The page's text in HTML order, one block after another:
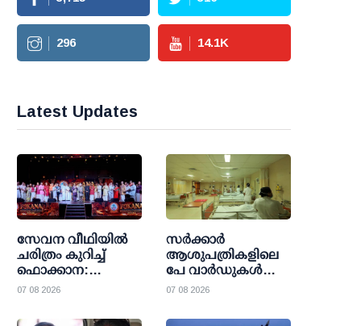
296 14.1K
Latest Updates
സേവന വീഥിയില്‍
ചരിത്രം കുറിച്ച്
ഫൊക്കാന:
കല്‍ഹാരിയില്‍
പുതിയ പ്രഭാതം
07 08 2026
സര്‍ക്കാര്‍
ആശുപത്രികളിലെ
പേ വാര്‍ഡുകള്‍
ഇനി എല്ലാവര്‍ക്കും;
ഒഴിവാക്കി
07 08 2026